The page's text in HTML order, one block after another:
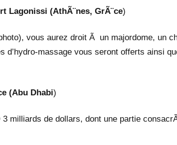
Lagonissi (AthÃ¨nes, GrÃ¨ce)
vous aurez droit Ã un majordome, un
massage vous seront offerts ainsi
(Abu Dhabi)
3 milliards de dollars, dont une partie